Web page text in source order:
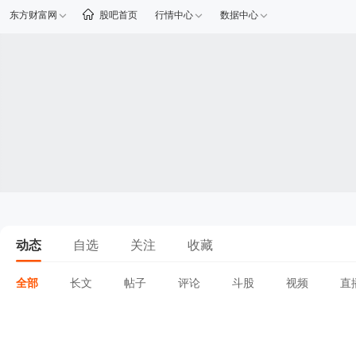
东方财富网 股吧首页 行情中心 数据中心
动态 自选 关注 收藏
全部 长文 帖子 评论 斗股 视频 直